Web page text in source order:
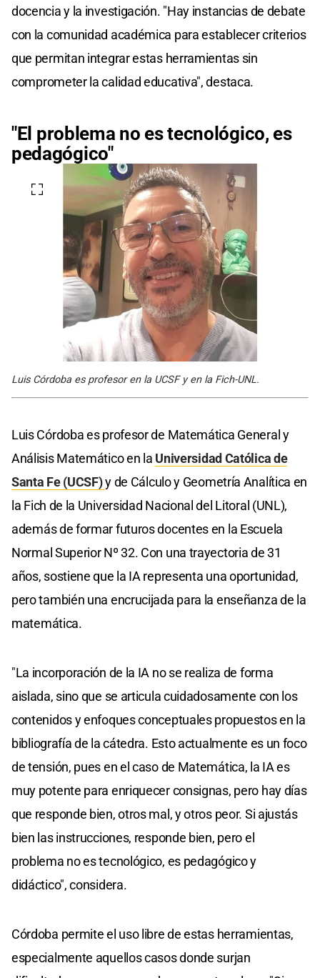
docencia y la investigación. "Hay instancias de debate
con la comunidad académica para establecer criterios
que permitan integrar estas herramientas sin
comprometer la calidad educativa", destaca.
"El problema no es tecnológico, es
pedagógico"
Luis Córdoba es profesor en la UCSF y en la Fich-UNL.
Luis Córdoba es profesor de Matemática General y
Análisis Matemático en la Universidad Católica de
Santa Fe (UCSF)y de Cálculo y Geometría Analítica en
la Fich de la Universidad Nacional del Litoral (UNL),
además de formar futuros docentes en la Escuela
Normal Superior Nº 32. Con una trayectoria de 31
años, sostiene que la IA representa una oportunidad,
pero también una encrucijada para la enseñanza de la
matemática.
"La incorporación de la IA no se realiza de forma
aislada, sino que se articula cuidadosamente con los
contenidos y enfoques conceptuales propuestos en la
bibliografía de la cátedra. Esto actualmente es un foco
de tensión, pues en el caso de Matemática, la IA es
muy potente para enriquecer consignas, pero hay días
que responde bien, otros mal, y otros peor. Si ajustás
bien las instrucciones, responde bien, pero el
problema no es tecnológico, es pedagógico y
didáctico", considera.
Córdoba permite el uso libre de estas herramientas,
especialmente aquellos casos donde surjan